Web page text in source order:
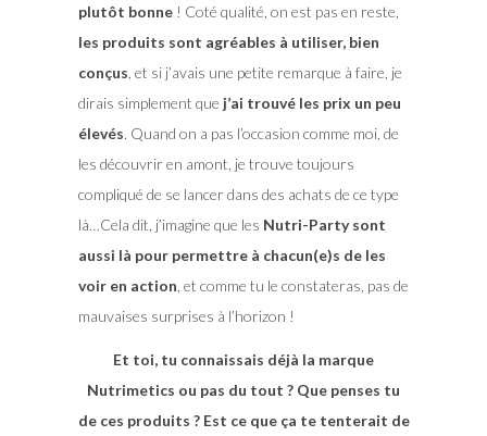
plutôt bonne! Coté qualité, on est pas en reste,
les produits sont agréables à utiliser, bien
conçus , et si j’avais une petite remarque à faire, je
dirais simplement que j’ai trouvé les prix un peu
élevés. Quand on a pas l’occasion comme moi, de
les découvrir en amont, je trouve toujours
compliqué de se lancer dans des achats de ce type
là…Cela dit, j’imagine que les Nutri-Party sont
aussi là pour permettre à chacun(e)s de les
voir en action , et comme tu le constateras, pas de
mauvaises surprises à l’horizon !
Et toi, tu connaissais déjà la marque
Nutrimetics ou pas du tout ? Que penses tu
de ces produits ? Est ce que ça te tenterait de